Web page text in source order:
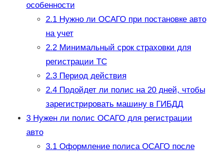
особенности
2.1Нужно ли ОСАГО при постановке авто
на учет
2.2Минимальный срок страховки для
регистрации ТС
2.3Период действия
2.4Подойдет ли полис на 20 дней, чтобы
зарегистрировать машину в ГИБДД
3Нужен ли полис ОСАГО для регистрации
авто
3.1Оформление полиса ОСАГО после